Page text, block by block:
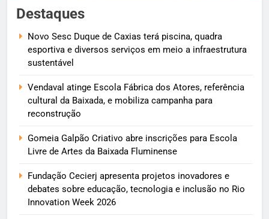
Destaques
Novo Sesc Duque de Caxias terá piscina, quadra
esportiva e diversos serviços em meio a infraestrutura
sustentável
Vendaval atinge Escola Fábrica dos Atores, referência
cultural da Baixada, e mobiliza campanha para
reconstrução
Gomeia Galpão Criativo abre inscrições para Escola
Livre de Artes da Baixada Fluminense
Fundação Cecierj apresenta projetos inovadores e
debates sobre educação, tecnologia e inclusão no Rio
Innovation Week 2026